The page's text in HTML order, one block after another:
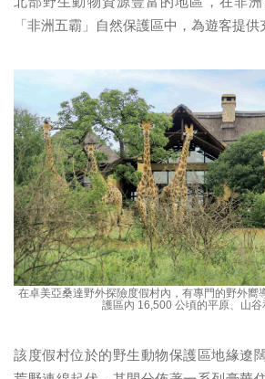
「非洲五霸」自然保護區中，為遊客提供
在卓美亞桑達野外探險度假村內，有專門的野外嚮
護區內 16,500 公頃的平原、山谷
該度假村位於的野生動物保護區地緣遼